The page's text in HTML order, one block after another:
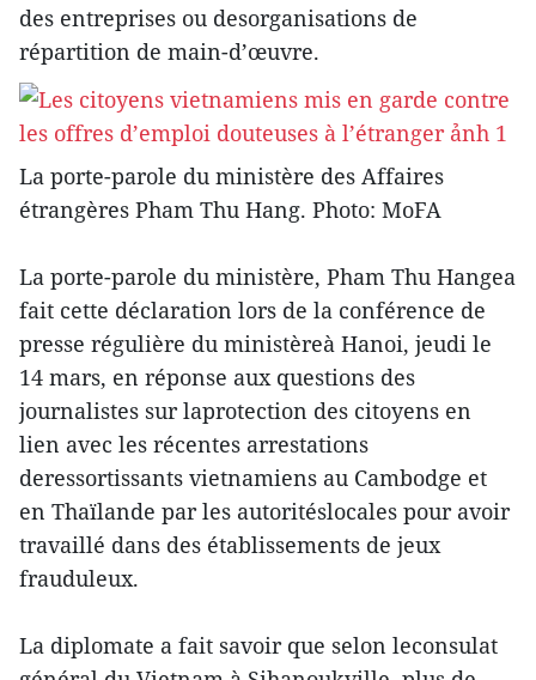
des entreprises ou desorganisations de
répartition de main-d’œuvre.
La porte-parole du ministère des Affaires
étrangères Pham Thu Hang. Photo: MoFA
La porte-parole du ministère, Pham Thu Hangea
fait cette déclaration lors de la conférence de
presse régulière du ministèreà Hanoi, jeudi le
14 mars, en réponse aux questions des
journalistes sur laprotection des citoyens en
lien avec les récentes arrestations
deressortissants vietnamiens au Cambodge et
en Thaïlande par les autoritéslocales pour avoir
travaillé dans des établissements de jeux
frauduleux.
La diplomate a fait savoir que selon leconsulat